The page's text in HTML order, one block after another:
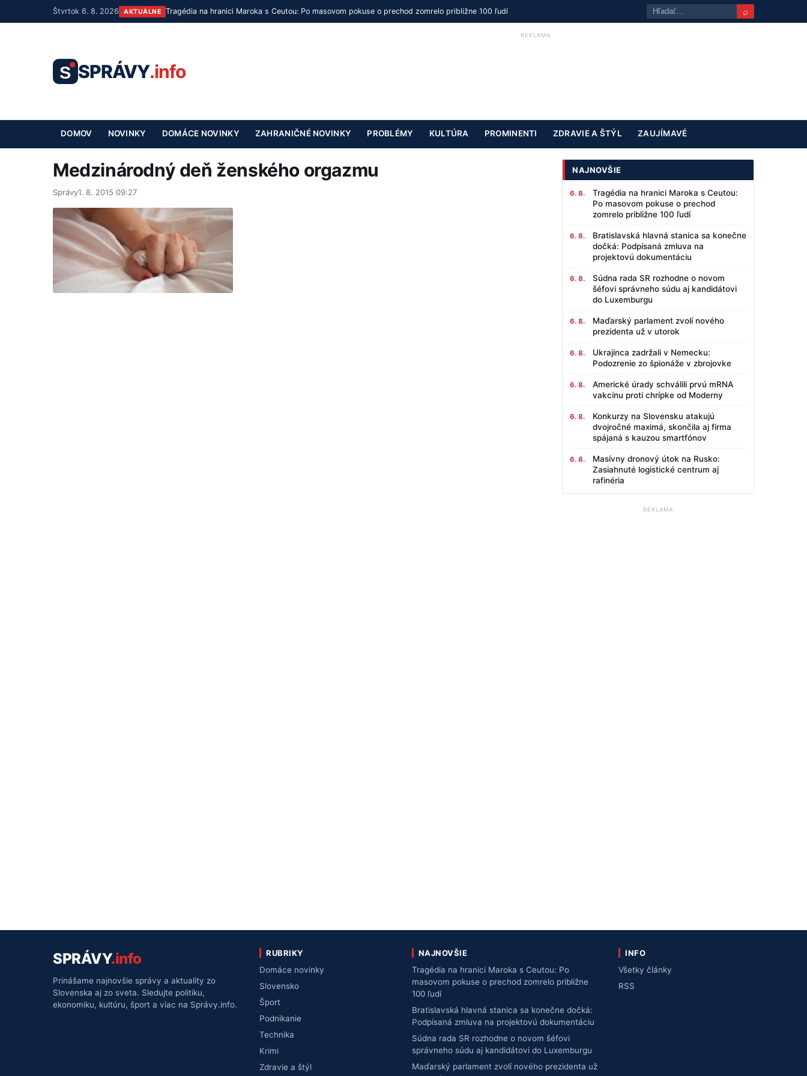
Štvrtok 6. 8. 2026 AKTUÁLNE Tragédia na hranici Maroka s Ceutou: Po masovom pokuse o prechod zomrelo približne 100 ľudí ⌕
S SPRÁVY.info
REKLAMA
DOMOV NOVINKY DOMÁCE NOVINKY ZAHRANIČNÉ NOVINKY PROBLÉMY KULTÚRA PROMINENTI ZDRAVIE A ŠTÝL ZAUJÍMAVÉ
Medzinárodný deň ženského orgazmu
Správy1. 8. 2015 09:27
NAJNOVŠIE
6. 8.
Tragédia na hranici Maroka s Ceutou:
Po masovom pokuse o prechod
zomrelo približne 100 ľudí
6. 8.
Bratislavská hlavná stanica sa konečne
dočká: Podpísaná zmluva na
projektovú dokumentáciu
6. 8.
Súdna rada SR rozhodne o novom
šéfovi správneho súdu aj kandidátovi
do Luxemburgu
6. 8.
Maďarský parlament zvolí nového
prezidenta už v utorok
6. 8.
Ukrajinca zadržali v Nemecku:
Podozrenie zo špionáže v zbrojovke
6. 8.
Americké úrady schválili prvú mRNA
vakcínu proti chrípke od Moderny
6. 8.
Konkurzy na Slovensku atakujú
dvojročné maximá, skončila aj firma
spájaná s kauzou smartfónov
6. 8.
Masívny dronový útok na Rusko:
Zasiahnuté logistické centrum aj
rafinéria
REKLAMA
SPRÁVY.info
Prinášame najnovšie správy a aktuality zo
Slovenska aj zo sveta. Sledujte politiku,
ekonomiku, kultúru, šport a viac na Správy.info.
RUBRIKY
Domáce novinky
Slovensko
Šport
Podnikanie
Technika
Krimi
Zdravie a štýl
NAJNOVŠIE
Tragédia na hranici Maroka s Ceutou: Po
masovom pokuse o prechod zomrelo približne
100 ľudí
Bratislavská hlavná stanica sa konečne dočká:
Podpísaná zmluva na projektovú dokumentáciu
Súdna rada SR rozhodne o novom šéfovi
správneho súdu aj kandidátovi do Luxemburgu
Maďarský parlament zvolí nového prezidenta už
INFO
Všetky články
RSS